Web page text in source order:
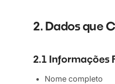
2. Dados que
2.1 Informações
Nome completo